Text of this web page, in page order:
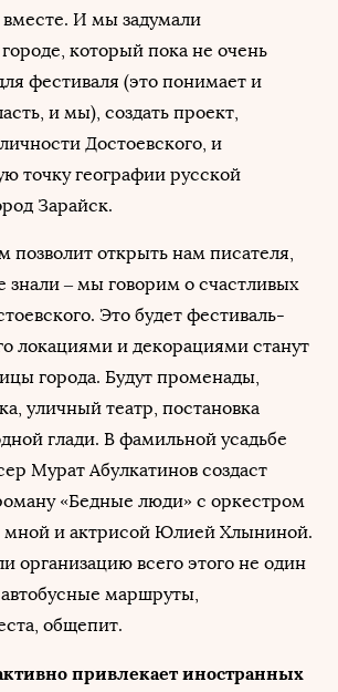
вместе. И мы задумали
который пока не очень
фестиваля (это понимает и
и мы), создать проект,
Достоевского, и
точку географии русской
Зарайск.
позволит открыть нам писателя,
знали – мы говорим о счастливых
Это будет фестиваль-
локациями и декорациями станут
города. Будут променады,
уличный театр, постановка
глади. В фамильной усадьбе
Мурат Абулкатинов создаст
«Бедные люди» с оркестром
и актрисой Юлией Хлыниной.
организацию всего этого не один
маршруты,
общепит.
привлекает иностранных